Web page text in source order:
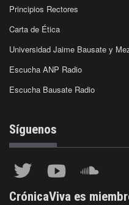
Principios Rectores
Carta de Ética
Universidad Jaime Bausate y
Escucha ANP Radio
Escucha Bausate Radio
Síguenos
CrónicaViva es